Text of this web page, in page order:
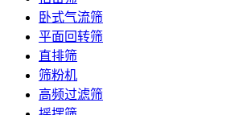
卧式气流筛
平面回转筛
直排筛
筛粉机
高频过滤筛